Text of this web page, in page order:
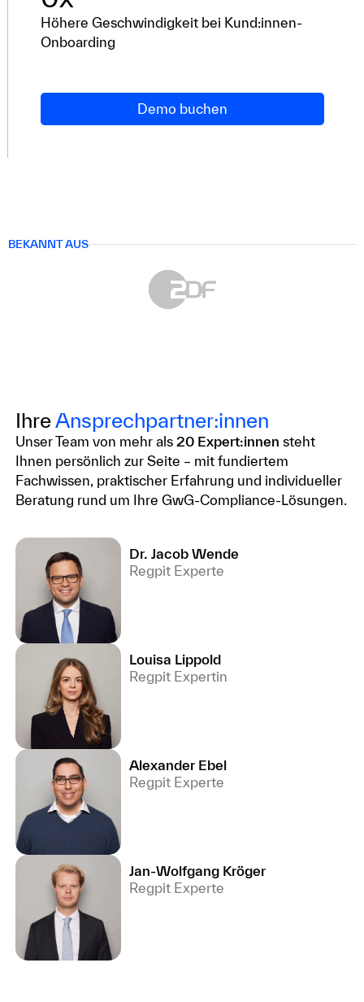
Höhere Geschwindigkeit bei Kund:innen-
Onboarding
Demo buchen
BEKANNT AUS
Ihre Ansprechpartner:innen
Unser Team von mehr als 20 Expert:innen steht
Ihnen persönlich zur Seite – mit fundiertem
Fachwissen, praktischer Erfahrung und individueller
Beratung rund um Ihre GwG-Compliance-Lösungen.
Dr. Jacob Wende
Regpit Experte
Louisa Lippold
Regpit Expertin
Alexander Ebel
Regpit Experte
Jan-Wolfgang Kröger
Regpit Experte